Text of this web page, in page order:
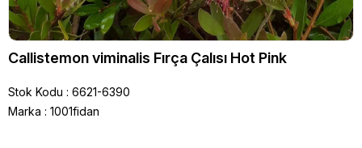
Callistemon viminalis Fırça Çalısı Hot Pink
Stok Kodu
6621-6390
Marka : 1001fidan